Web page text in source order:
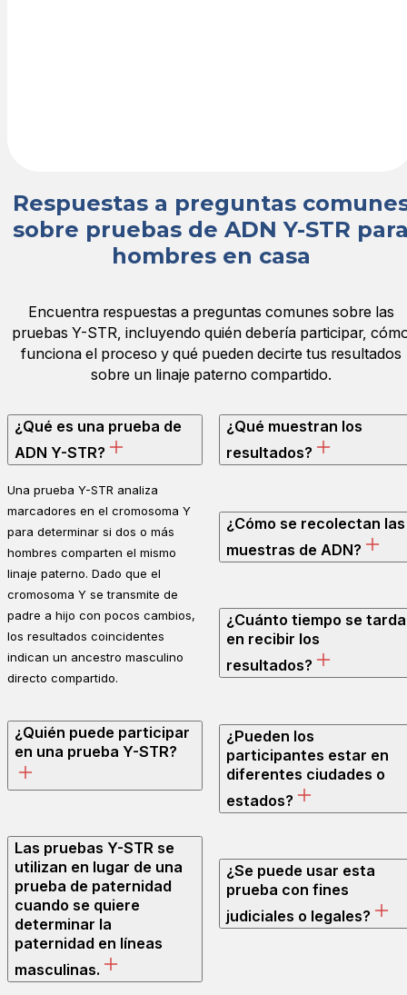
Respuestas a preguntas
sobre pruebas de ADN Y-STR
hombres en casa
Encuentra respuestas a preguntas comunes sobre las
pruebas Y-STR, incluyendo quién debería participar,
funciona el proceso y qué pueden decirte tus resultados
sobre un linaje paterno compartido.
¿Qué es una prueba de
ADN Y-STR?
Una prueba Y-STR analiza
marcadores en el cromosoma Y
para determinar si dos o más
hombres comparten el mismo
linaje paterno. Dado que el
cromosoma Y se transmite de
padre a hijo con pocos cambios,
los resultados coincidentes
indican un ancestro masculino
directo compartido.
¿Quién puede participar
en una prueba Y-STR?
Las pruebas Y-STR se
utilizan en lugar de una
prueba de paternidad
cuando se quiere
determinar la
paternidad en líneas
masculinas.
¿Qué muestran los
resultados?
¿Cómo se recolectan las
muestras de ADN?
¿Cuánto tiempo se tarda
en recibir los
resultados?
¿Pueden los
participantes estar en
diferentes ciudades o
estados?
¿Se puede usar esta
prueba con fines
judiciales o legales?